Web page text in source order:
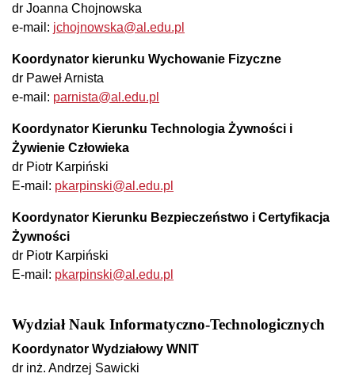
dr Joanna Chojnowska
e-mail: jchojnowska@al.edu.pl
Koordynator kierunku Wychowanie Fizyczne
dr Paweł Arnista
e-mail: parnista@al.edu.pl
Koordynator Kierunku Technologia Żywności i
Żywienie Człowieka
dr Piotr Karpiński
E-mail: pkarpinski@al.edu.pl
Koordynator Kierunku Bezpieczeństwo i Certyfikacja
Żywności
dr Piotr Karpiński
E-mail: pkarpinski@al.edu.pl
Wydział Nauk Informatyczno-Technologicznych
Koordynator Wydziałowy WNIT
dr inż. Andrzej Sawicki